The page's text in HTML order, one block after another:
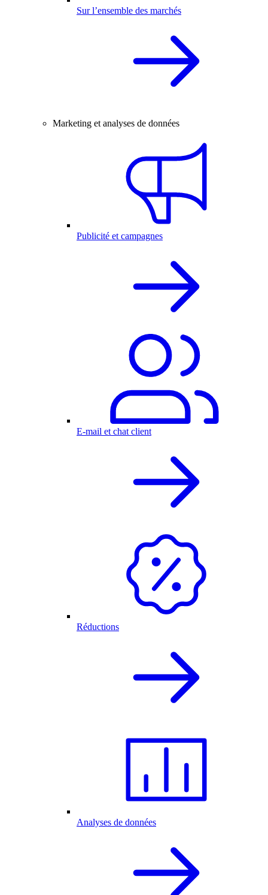
Sur l’ensemble des marchés
Marketing et analyses de données
Publicité et campagnes
E-mail et chat client
Réductions
Analyses de données